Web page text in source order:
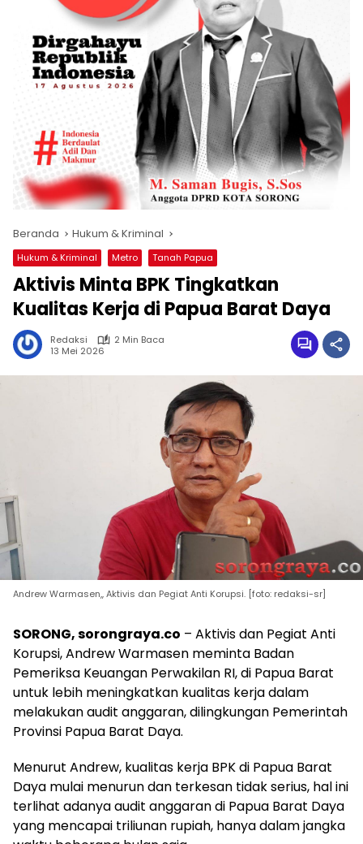
Beranda Hukum & Kriminal
Hukum & Kriminal Metro Tanah Papua
Aktivis Minta BPK Tingkatkan
Kualitas Kerja di Papua Barat Daya
Redaksi
2 Min Baca
13 Mei 2026
Andrew Warmasen,, Aktivis dan Pegiat Anti Korupsi. [foto: redaksi-sr]
SORONG, sorongraya.co – Aktivis dan Pegiat Anti
Korupsi, Andrew Warmasen meminta Badan
Pemeriksa Keuangan Perwakilan RI, di Papua Barat
untuk lebih meningkatkan kualitas kerja dalam
melakukan audit anggaran, dilingkungan Pemerintah
Provinsi Papua Barat Daya.
Menurut Andrew, kualitas kerja BPK di Papua Barat
Daya mulai menurun dan terkesan tidak serius, hal ini
terlihat adanya audit anggaran di Papua Barat Daya
yang mencapai triliunan rupiah, hanya dalam jangka